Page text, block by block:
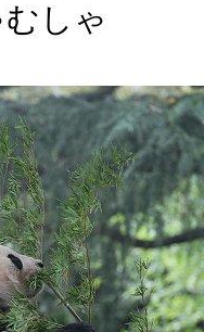
しゃ